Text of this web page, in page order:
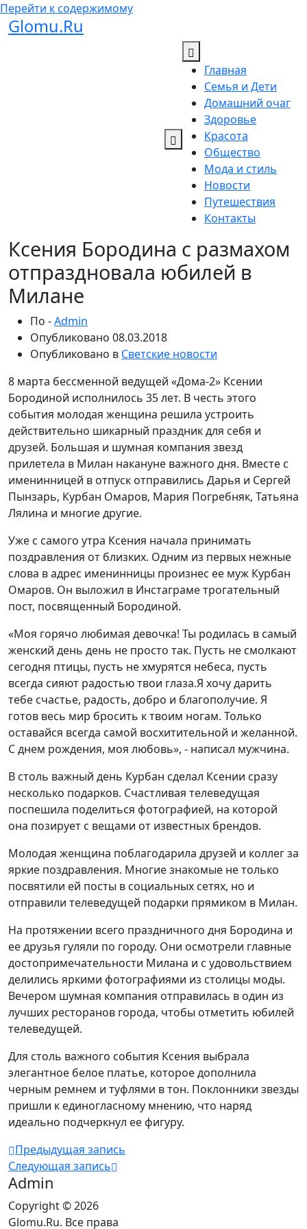
Перейти к содержимому
Glomu.Ru
Главная
Семья и Дети
Домашний очаг
Здоровье
Красота
Общество
Мода и стиль
Новости
Путешествия
Контакты
Ксения Бородина с размахом
отпраздновала юбилей в
Милане
По -Admin
Опубликовано 08.03.2018
Опубликовано в Светские новости
8 марта бессменной ведущей «Дома-2» Ксении
Бородиной исполнилось 35 лет. В честь этого
события молодая женщина решила устроить
действительно шикарный праздник для себя и
друзей. Большая и шумная компания звезд
прилетела в Милан накануне важного дня. Вместе с
именинницей в отпуск отправились Дарья и Сергей
Пынзарь, Курбан Омаров, Мария Погребняк, Татьяна
Лялина и многие другие.
Уже с самого утра Ксения начала принимать
поздравления от близких. Одним из первых нежные
слова в адрес именинницы произнес ее муж Курбан
Омаров. Он выложил в Инстаграме трогательный
пост, посвященный Бородиной.
«Моя горячо любимая девочка! Ты родилась в самый
женский день день не просто так. Пусть не смолкают
сегодня птицы, пусть не хмурятся небеса, пусть
всегда сияют радостью твои глаза.Я хочу дарить
тебе счастье, радость, добро и благополучие. Я
готов весь мир бросить к твоим ногам. Только
оставайся всегда самой восхитительной и желанной.
С днем рождения, моя любовь», - написал мужчина.
В столь важный день Курбан сделал Ксении сразу
несколько подарков. Счастливая телеведущая
поспешила поделиться фотографией, на которой
она позирует с вещами от известных брендов.
Молодая женщина поблагодарила друзей и коллег за
яркие поздравления. Многие знакомые не только
посвятили ей посты в социальных сетях, но и
отправили телеведущей подарки прямиком в Милан.
На протяжении всего праздничного дня Бородина и
ее друзья гуляли по городу. Они осмотрели главные
достопримечательности Милана и с удовольствием
делились яркими фотографиями из столицы моды.
Вечером шумная компания отправилась в один из
лучших ресторанов города, чтобы отметить юбилей
телеведущей.
Для столь важного события Ксения выбрала
элегантное белое платье, которое дополнила
черным ремнем и туфлями в тон. Поклонники звезды
пришли к единогласному мнению, что наряд
идеально подчеркнул ее фигуру.
Предыдущая запись
Следующая запись
Admin
Copyright © 2026
Glomu.Ru. Все права